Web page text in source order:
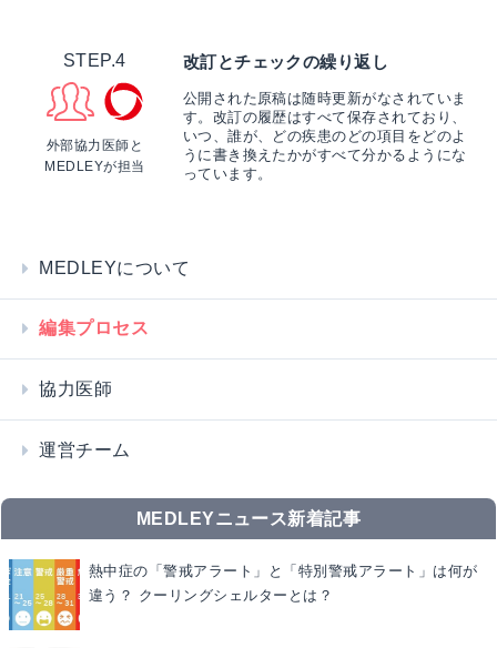
MEDLEYについて
編集プロセス
協力医師
運営チーム
STEP.4
外部協力医師と
MEDLEYが担当
改訂とチェックの繰り返し
公開された原稿は随時更新がなされていま
す。改訂の履歴はすべて保存されており、
いつ、誰が、どの疾患のどの項目をどのよ
うに書き換えたかがすべて分かるようにな
っています。
MEDLEYニュース新着記事
熱中症の「警戒アラート」と「特別警戒アラート」は何が
違う？ クーリングシェルターとは？